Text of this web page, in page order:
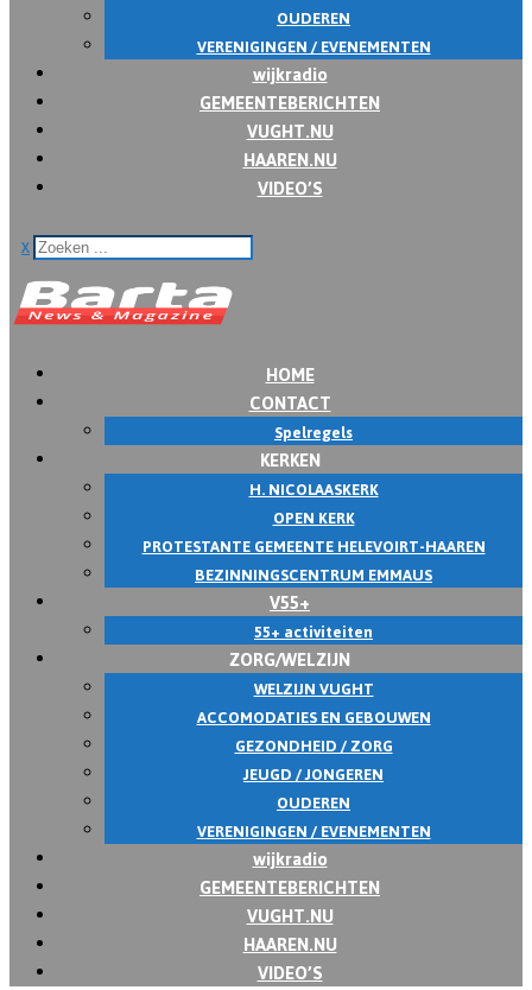
OUDEREN
VERENIGINGEN / EVENEMENTEN
wijkradio
GEMEENTEBERICHTEN
VUGHT.NU
HAAREN.NU
VIDEO’S
x
HOME
CONTACT
Spelregels
KERKEN
H. NICOLAASKERK
OPEN KERK
PROTESTANTE GEMEENTE HELEVOIRT-HAAREN
BEZINNINGSCENTRUM EMMAUS
V55+
55+ activiteiten
ZORG/WELZIJN
WELZIJN VUGHT
ACCOMODATIES EN GEBOUWEN
GEZONDHEID / ZORG
JEUGD / JONGEREN
OUDEREN
VERENIGINGEN / EVENEMENTEN
wijkradio
GEMEENTEBERICHTEN
VUGHT.NU
HAAREN.NU
VIDEO’S